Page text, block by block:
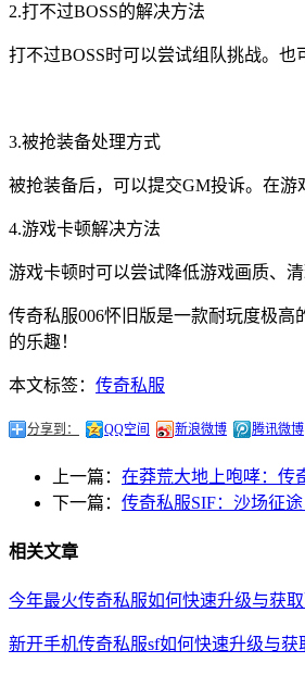
2.打不过BOSS的解决方法
打不过BOSS时可以尝试组队挑战。也
3.被抢装备处理方式
被抢装备后，可以提交GM投诉。在游
4.游戏卡顿解决方法
游戏卡顿时可以尝试降低游戏画质、
传奇私服006怀旧版是一款耐玩度极
的乐趣！
本文标签： 传奇私服
分享到： QQ空间 新浪微博 腾讯微博
上一篇： 在莽荒大地上咆哮：传
下一篇： 传奇私服SIF：沙场征
相关文章
今年最火传奇私服如何快速升级与获取
新开手机传奇私服sf如何快速升级与获